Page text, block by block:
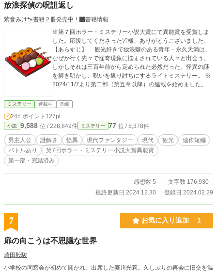
放浪探偵の呪詛返し
紫音みけ🐾書籍２冊発売中！
書籍情報
※第７回ホラー・ミステリー小説大賞にて異能賞を受賞しま
した。応援してくださった皆様、ありがとうございました。
【あらすじ】 観光好きで放浪癖のある青年・永久天満は、
なぜか行く先々で怪奇現象に悩まされている人々と出会う。
しかしそれは三百年前から定められた必然だった。怪異の謎
を解き明かし、呪いを返り討ちにするライトミステリー。 ※
2024/11/7より第二部（第五章以降）の連載を始めました。
ミステリー 連載中 長編
24h.ポイント 127pt
小説 9,588 位 / 228,849件 ミステリー 77 位 / 5,378件
男主人公 謎解き 怪異 現代ファンタジー 現代 観光
連作短編
バトルあり
第7回ホラー・ミステリー小説大賞異能賞
第一部・完結済み
感想数 5
文字数 176,930
最終更新日 2024.12.30
登録日 2024.02.29
7 お気に入り追加 1
扉の向こうは不思議な世界
崎田毅駿
小学校の同窓会が初めて開かれ、出席した菱川光莉。久しぶりの再会に旧交を温